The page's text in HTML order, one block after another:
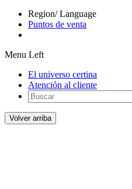
Region/ Language
Puntos de venta
Menu Left
El universo certina
Atención al cliente
Volver arriba